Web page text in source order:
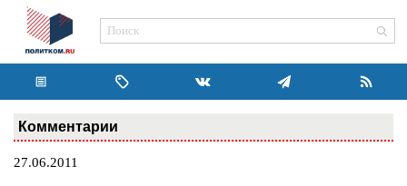
Комментарии
27.06.2011